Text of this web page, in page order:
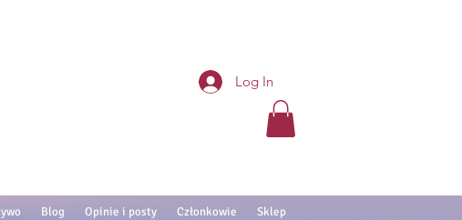
Log In
Blog Opinie i posty Członkowie Sklep